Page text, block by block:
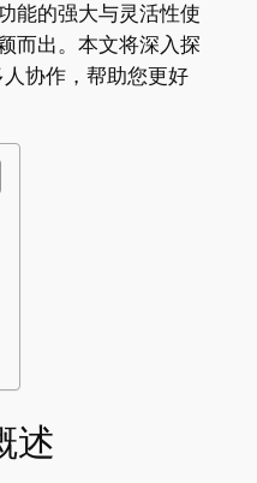
能的强大与灵活性使
而出。本文将深入探
协作，帮助您更好
述